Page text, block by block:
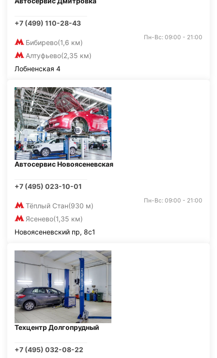
+7 (499) 110-28-43
Бибирево(1,6 км)
Алтуфьево(2,35 км)
Пн-Вс: 09:00 - 21:00
Лобненская 4
Автосервис Новоясеневская
+7 (495) 023-10-01
Тёплый Стан(930 м)
Ясенево(1,35 км)
Пн-Вс: 09:00 - 21:00
Новоясеневский пр, 8с1
Техцентр Долгопрудный
+7 (495) 032-08-22